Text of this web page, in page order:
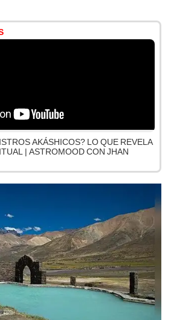
AKÁSHICOS? LO QUE REVELA
| ASTROMOOD CON JHAN